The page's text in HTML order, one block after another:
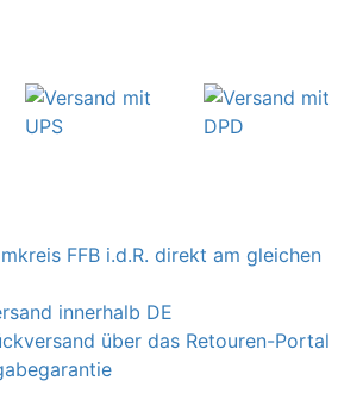
FFB i.d.R. direkt am gleichen
innerhalb DE
über das Retouren-Portal